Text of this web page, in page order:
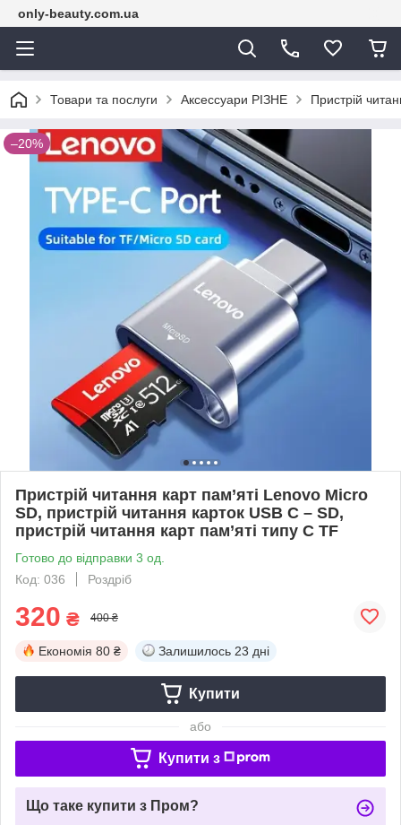
only-beauty.com.ua
Товари та послуги Аксессуари РІЗНЕ Пристрій
–20%
Пристрій читання карт пам’яті Lenovo Micro
SD, пристрій читання карток USB C – SD,
пристрій читання карт пам’яті типу C TF
Готово до відправки 3 од.
Код: 036
Роздріб
320 ₴ 400 ₴
Економія 80 ₴ Залишилось 23 дні
Купити
або
Купити з
Що таке купити з Пром?